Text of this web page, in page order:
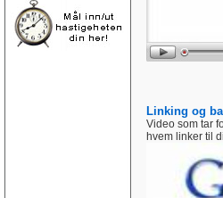
Linking og
Video som tar
hvem linker til